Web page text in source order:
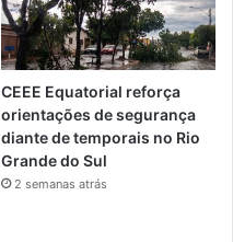
CEEE Equatorial reforça
orientações de segurança
diante de temporais no Rio
Grande do Sul
2 semanas atrás